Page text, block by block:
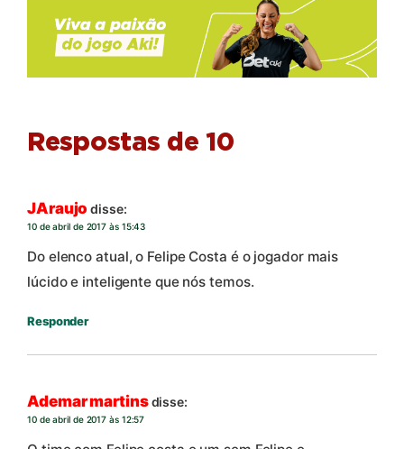
Respostas de 10
JAraujo disse:
10 de abril de 2017 às 15:43
Do elenco atual, o Felipe Costa é o jogador mais
lúcido e inteligente que nós temos.
Responder
Ademar martinsdisse:
10 de abril de 2017 às 12:57